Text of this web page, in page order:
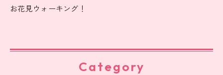
お花見ウォーキング！
Category